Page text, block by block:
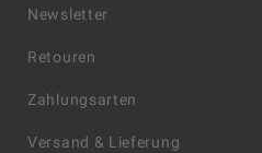
Newsletter
Retouren
Zahlungsarten
Versand & Lieferung